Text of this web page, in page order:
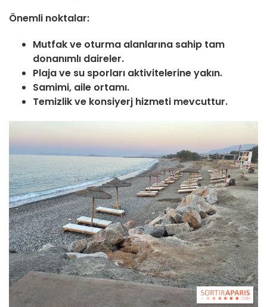
Önemli noktalar:
Mutfak ve oturma alanlarına sahip tam
donanımlı daireler.
Plaja ve su sporları aktivitelerine yakın.
Samimi, aile ortamı.
Temizlik ve konsiyerj hizmeti mevcuttur.